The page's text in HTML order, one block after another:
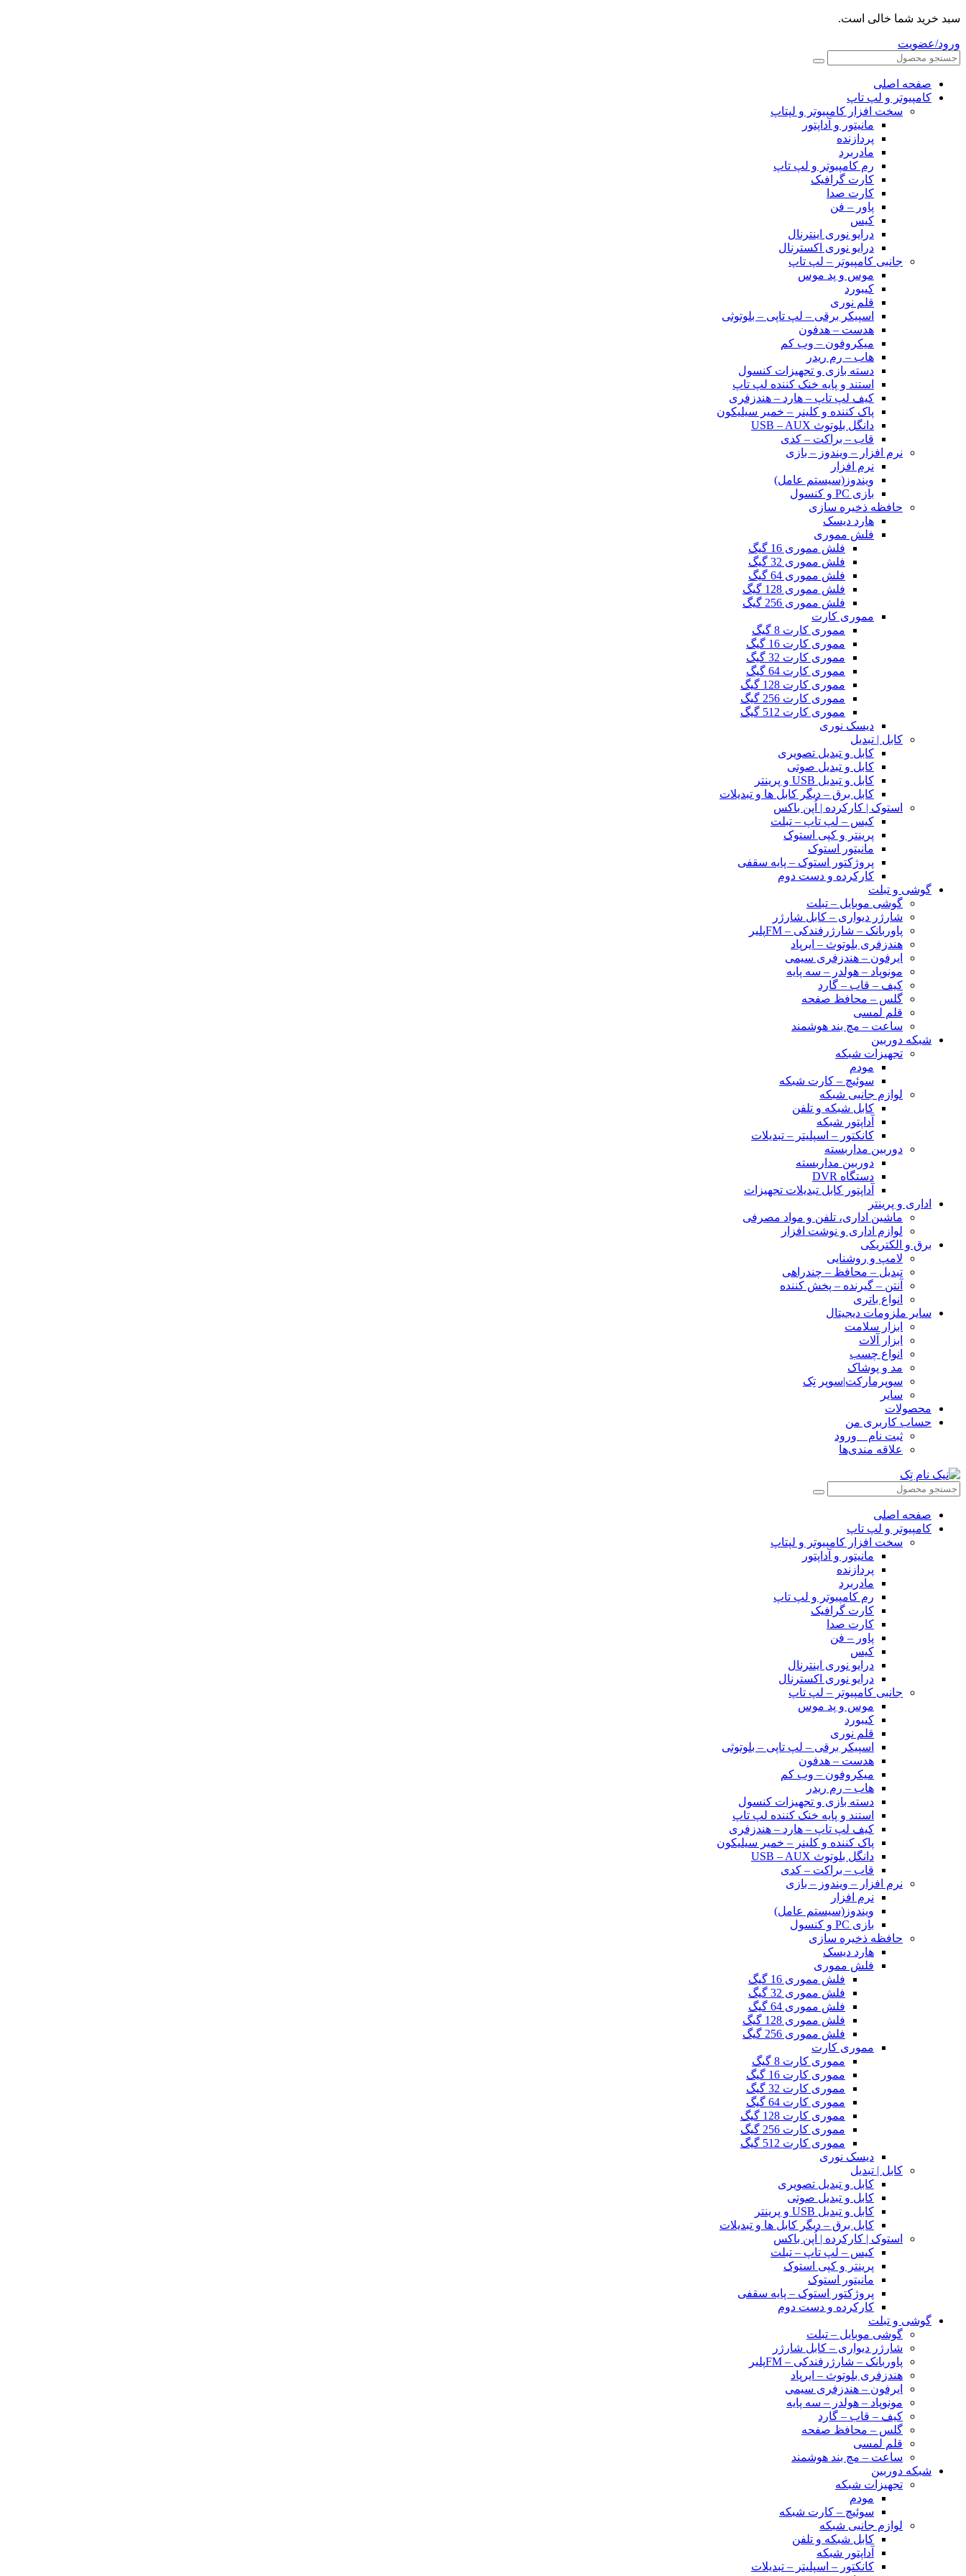
سبد خرید شما خالی است.
ورود/عضویت
صفحه اصلی
کامپیوتر و‌‌‌‌‌ لپ تاپ
سخت افزار کامپیوتر و لپتاپ
مانیتور و آداپتور
پردازنده
مادربرد
رم کامپیوتر و لپ تاپ
کارت گرافیک
کارت صدا
پاور – فن
کیس
درایو نوری اینترنال
درایو نوری اکسترنال
جانبی کامپیوتر – لپ تاپ
موس و پد موس
کیبورد
قلم نوری
اسپیکر برقی – لپ تاپی – بلوتوثی
هدست – هدفون
میکروفون – وب کم
هاب – رم ریدر
دسته بازی و تجهیزات کنسول
استند و پایه خنک کننده لپ تاپ
کیف لپ تاپ – هارد – هندزفری
پاک کننده و کلینر – خمیر سیلیکون
دانگل بلوتوث USB – AUX
قاب – براکت – کدی
نرم افزار – ویندوز – بازی
نرم افزار
ویندوز(سیستم عامل)
بازی PC و کنسول
حافظه ذخیره سازی
هارد دیسک
فلش مموری
فلش مموری 16 گیگ
فلش مموری 32 گیگ
فلش مموری 64 گیگ
فلش مموری 128 گیگ
فلش مموری 256 گیگ
مموری کارت
مموری کارت 8 گیگ
مموری کارت 16 گیگ
مموری کارت 32 گیگ
مموری کارت 64 گیگ
مموری کارت 128 گیگ
مموری کارت 256 گیگ
مموری کارت 512 گیگ
دیسک نوری
کابل | تبدیل
کابل و تبدیل تصویری
کابل و تبدیل صوتی
کابل و تبدیل USB و پرینتر
کابل برق – دیگر کابل ها و تبدیلات
استوک | کارکرده | اُپن باکس
کیس – لپ تاپ – تبلت
پرینتر و کپی استوک
مانیتور استوک
پروژکتور استوک – پایه سقفی
کارکرده و دست دوم
گوشی و تبلت
گوشی موبایل – تبلت
شارژر دیواری – کابل شارژر
پاوربانک – شارژرفندکی – FMپلیر
هندزفری بلوتوث – ایرپاد
ایرفون – هندزفری سیمی
مونوپاد – هولدر – سه پایه
کیف – قاب – گارد
گلس – محافظ صفحه
قلم لمسی
ساعت – مچ بند هوشمند
شبکه دوربین
تجهیزات شبکه
مودم
سوئیچ – کارت شبکه
لوازم جانبی شبکه
کابل شبکه و تلفن
آداپتور شبکه
کانکتور – اسپلیتر – تبدیلات
دوربین مداربسته
دوربین مداربسته
دستگاه DVR
آداپتور کابل تبدیلات تجهیزات
اداری و پرینتر
ماشین اداری، تلفن و مواد مصرفی
لوازم اداری و نوشت افزار
برق و الکتریکی
لامپ و روشنایی
تبدیل – محافظ – چندراهی
آنتن – گیرنده – پخش کننده
انواع باتری
سایر ملزومات دیجیتال
ابزار سلامت
ابزار آلات
انواع چسب
مد و پوشاک
سوپرمارکت|سوپر تِک
سایر
محصولات
حساب کاربری من
ثبت نام _ ورود
علاقه مندی‌ها
صفحه اصلی
کامپیوتر و‌‌‌‌‌ لپ تاپ
سخت افزار کامپیوتر و لپتاپ
مانیتور و آداپتور
پردازنده
مادربرد
رم کامپیوتر و لپ تاپ
کارت گرافیک
کارت صدا
پاور – فن
کیس
درایو نوری اینترنال
درایو نوری اکسترنال
جانبی کامپیوتر – لپ تاپ
موس و پد موس
کیبورد
قلم نوری
اسپیکر برقی – لپ تاپی – بلوتوثی
هدست – هدفون
میکروفون – وب کم
هاب – رم ریدر
دسته بازی و تجهیزات کنسول
استند و پایه خنک کننده لپ تاپ
کیف لپ تاپ – هارد – هندزفری
پاک کننده و کلینر – خمیر سیلیکون
دانگل بلوتوث USB – AUX
قاب – براکت – کدی
نرم افزار – ویندوز – بازی
نرم افزار
ویندوز(سیستم عامل)
بازی PC و کنسول
حافظه ذخیره سازی
هارد دیسک
فلش مموری
فلش مموری 16 گیگ
فلش مموری 32 گیگ
فلش مموری 64 گیگ
فلش مموری 128 گیگ
فلش مموری 256 گیگ
مموری کارت
مموری کارت 8 گیگ
مموری کارت 16 گیگ
مموری کارت 32 گیگ
مموری کارت 64 گیگ
مموری کارت 128 گیگ
مموری کارت 256 گیگ
مموری کارت 512 گیگ
دیسک نوری
کابل | تبدیل
کابل و تبدیل تصویری
کابل و تبدیل صوتی
کابل و تبدیل USB و پرینتر
کابل برق – دیگر کابل ها و تبدیلات
استوک | کارکرده | اُپن باکس
کیس – لپ تاپ – تبلت
پرینتر و کپی استوک
مانیتور استوک
پروژکتور استوک – پایه سقفی
کارکرده و دست دوم
گوشی و تبلت
گوشی موبایل – تبلت
شارژر دیواری – کابل شارژر
پاوربانک – شارژرفندکی – FMپلیر
هندزفری بلوتوث – ایرپاد
ایرفون – هندزفری سیمی
مونوپاد – هولدر – سه پایه
کیف – قاب – گارد
گلس – محافظ صفحه
قلم لمسی
ساعت – مچ بند هوشمند
شبکه دوربین
تجهیزات شبکه
مودم
سوئیچ – کارت شبکه
لوازم جانبی شبکه
کابل شبکه و تلفن
آداپتور شبکه
کانکتور – اسپلیتر – تبدیلات